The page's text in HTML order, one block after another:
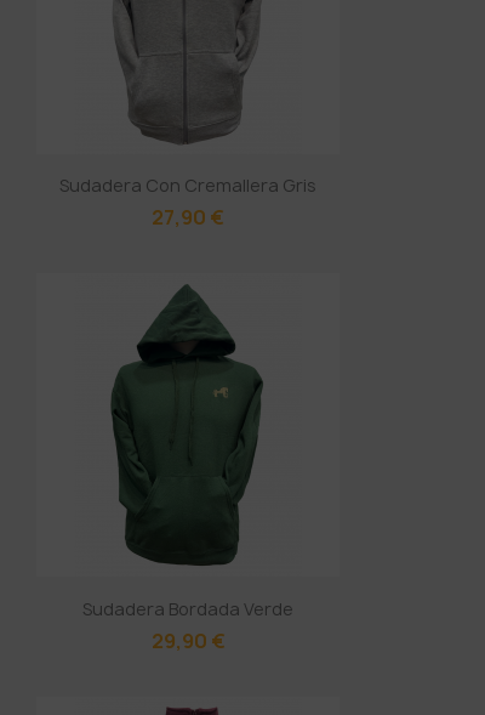
Sudadera Con Cremallera Gris
27,90 €
Sudadera Bordada Verde
29,90 €